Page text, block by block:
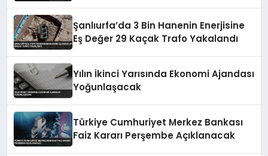
Şanlıurfa’da 3 Bin Hanenin Enerjisine
Eş Değer 29 Kaçak Trafo Yakalandı
Yılın İkinci Yarısında Ekonomi Ajandası
Yoğunlaşacak
Türkiye Cumhuriyet Merkez Bankası
Faiz Kararı Perşembe Açıklanacak